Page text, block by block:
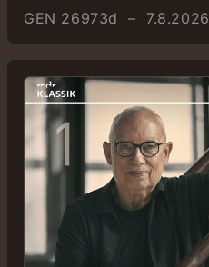
GEN 26973d – 7.8.2026